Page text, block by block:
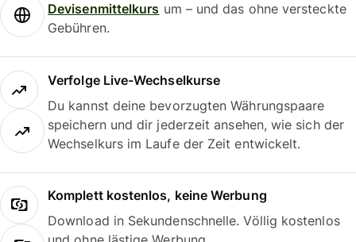
Devisenmittelkurs um – und das ohne versteckte
Gebühren.
Verfolge Live-Wechselkurse
Du kannst deine bevorzugten Währungspaare
speichern und dir jederzeit ansehen, wie sich der
Wechselkurs im Laufe der Zeit entwickelt.
Komplett kostenlos, keine Werbung
Download in Sekundenschnelle. Völlig kostenlos